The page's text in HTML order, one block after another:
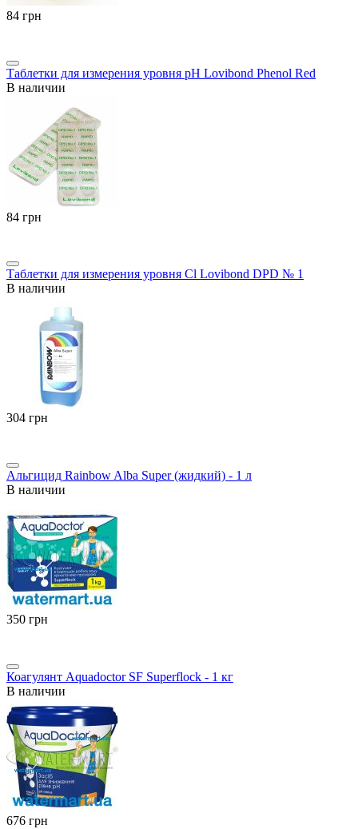
‍84‍ грн
Таблетки для измерения уровня pH Lovibond Phenol Red
В наличии
‍84‍ грн
Таблетки для измерения уровня Cl Lovibond DPD № 1
В наличии
‍304‍ грн
Альгицид Rainbow Alba Super (жидкий) - 1 л
В наличии
‍350‍ грн
Коагулянт Aquadoctor SF Superflock - 1 кг
В наличии
‍676‍ грн